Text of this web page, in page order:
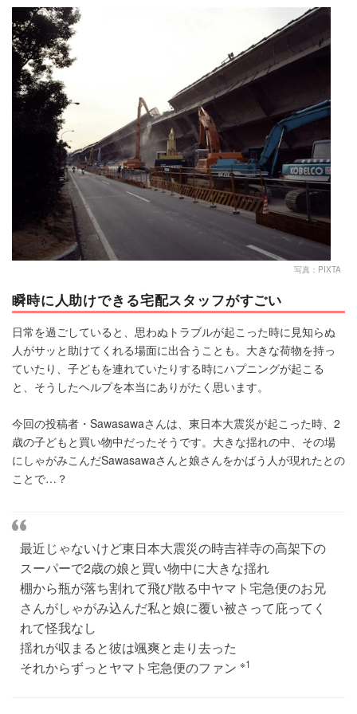
マネー
トレンド・イベント
写真：PIXTA
瞬時に人助けできる宅配スタッフがすごい
日常を過ごしていると、思わぬトラブルが起こった時に見知らぬ
人がサッと助けてくれる場面に出合うことも。大きな荷物を持っ
ていたり、子どもを連れていたりする時にハプニングが起こる
と、そうしたヘルプを本当にありがたく思います。
今回の投稿者・Sawasawaさんは、東日本大震災が起こった時、2
歳の子どもと買い物中だったそうです。大きな揺れの中、その場
にしゃがみこんだSawasawaさんと娘さんをかばう人が現れたとの
ことで…？
最近じゃないけど東日本大震災の時吉祥寺の高架下の
スーパーで2歳の娘と買い物中に大きな揺れ
棚から瓶が落ち割れて飛び散る中ヤマト宅急便のお兄
さんがしゃがみ込んだ私と娘に覆い被さって庇ってく
れて怪我なし
揺れが収まると彼は颯爽と走り去った
それからずっとヤマト宅急便のファン ※1